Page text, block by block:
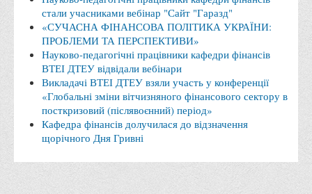
Редакційно-видавничий
Центри
Розвитку кар’єри
Ресурсний центр зі сталого розвитку
Моніторингу якості освітнього процесу та інноваційного
розвитку
Грантових проєктів
Підтримки технологій та інновацій (TISC)
стали учасниками вебінар "Сайт "Гаразд"
«СУЧАСНА ФІНАНСОВА ПОЛІТИКА УКРАЇНИ:
ПРОБЛЕМИ ТА ПЕРСПЕКТИВИ»
Науково-педагогічні працівники кафедри фінансів
ВТЕІ ДТЕУ відвідали вебінари
Викладачі ВТЕІ ДТЕУ взяли участь у конференції
«Глобальні зміни вітчизняного фінансового сектору в
посткризовий (післявоєнний) період»
Кафедра фінансів долучилася до відзначення
щорічного Дня Гривні